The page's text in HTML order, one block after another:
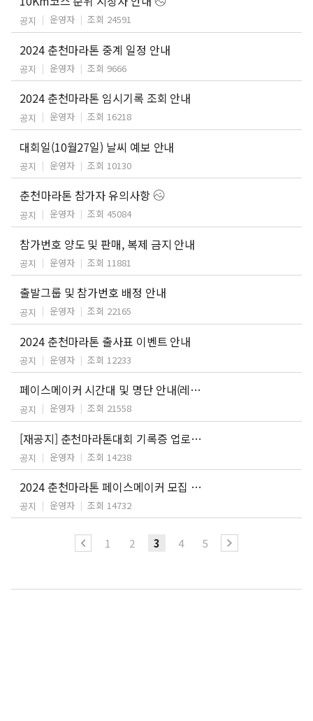
공지 운영자 조회 24591
2024 춘천마라톤 중계 일정 안내
공지 운영자 조회 9666
2024 춘천마라톤 임시기록 조회 안내
공지 운영자 조회 16218
대회일(10월27일) 날씨 예보 안내
공지 운영자 조회 10130
춘천마라톤 참가자 유의사항
공지 운영자 조회 45084
참가번호 양도 및 판매, 복제 금지 안내
공지 운영자 조회 11881
출발그룹 및 참가번호 배정 안내
공지 운영자 조회 22165
2024 춘천마라톤 출사표 이벤트 안내
공지 운영자 조회 12233
페이스메이커 시간대 및 명단 안내(레패 명단 추가)
공지 운영자 조회 21558
[재공지] 춘천마라톤대회 기록증 업로드 안내
공지 운영자 조회 14238
2024 춘천마라톤 페이스메이커 모집 안내
공지 운영자 조회 14732
1 2 3 4 5